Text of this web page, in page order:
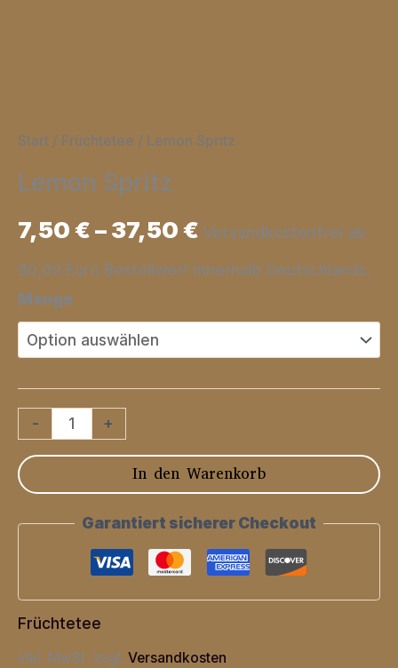
Start / Früchtetee / Lemon Spritz
Lemon Spritz
7,50€–37,50€ Versandkostenfrei ab
80,00 Euro Bestellwert innerhalb Deutschlands.
Menge
-
Lemon
Menge
+
In den Warenkorb
Garantiert sicherer Checkout
Früchtetee
inkl. MwSt. zzgl. Versandkosten